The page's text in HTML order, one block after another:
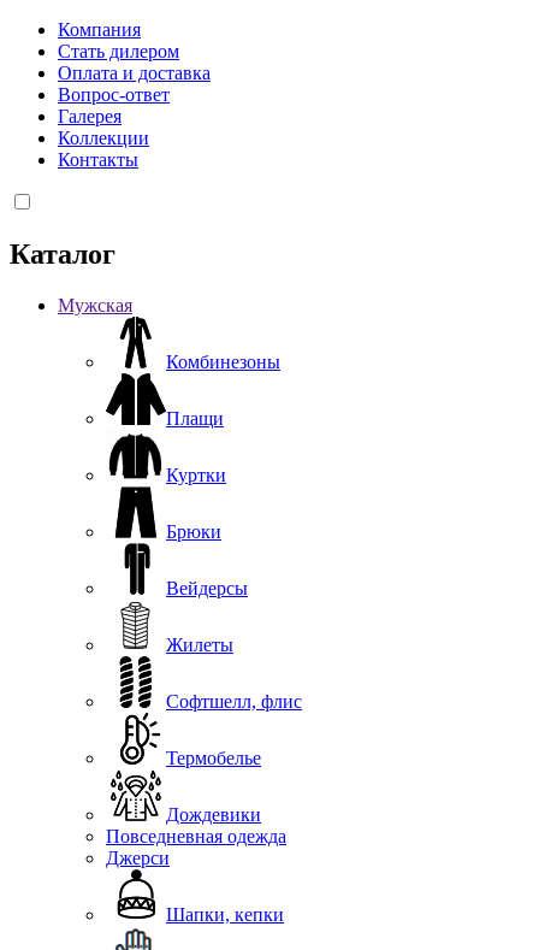
Компания
Стать дилером
Оплата и доставка
Вопрос-ответ
Галерея
Коллекции
Контакты
Каталог
Мужская
Комбинезоны
Плащи
Куртки
Брюки
Вейдерсы
Жилеты
Софтшелл, флис
Термобелье
Дождевики
Повседневная одежда
Джерси
Шапки, кепки